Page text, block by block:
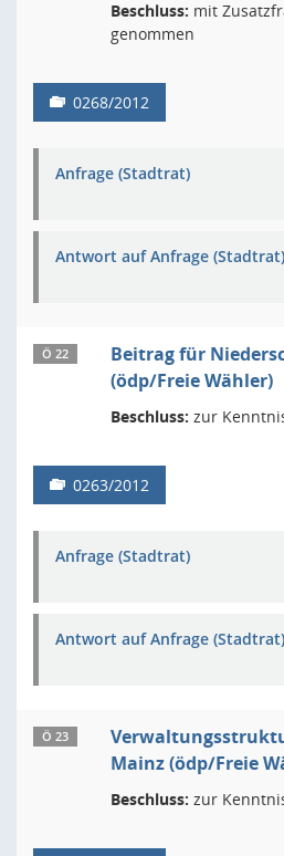
Beschluss: mit
genommen
0268/2012
Anfrage (Stadtrat)
Antwort auf Anfrage (Stadtrat)
Ö 22
Beitrag für
(ödp/Freie Wähler)
Beschluss: zur
0263/2012
Anfrage (Stadtrat)
Antwort auf Anfrage (Stadtrat)
Ö 23
Mainz (ödp/Freie
Beschluss: zur